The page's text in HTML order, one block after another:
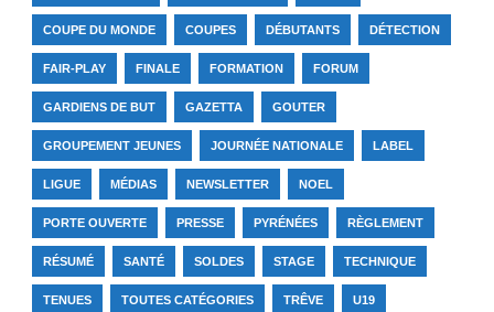
COUPE DU MONDE COUPES DÉBUTANTS DÉTECTION
FAIR-PLAY FINALE FORMATION FORUM
GARDIENS DE BUT GAZETTA GOUTER
GROUPEMENT JEUNES JOURNÉE NATIONALE LABEL
LIGUE MÉDIAS NEWSLETTER NOEL
PORTE OUVERTE PRESSE PYRÉNÉES RÈGLEMENT
RÉSUMÉ SANTÉ SOLDES STAGE TECHNIQUE
TENUES TOUTES CATÉGORIES TRÊVE U19